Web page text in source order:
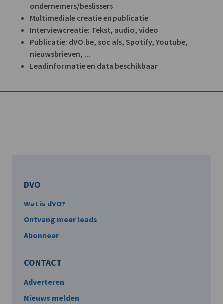
ondernemers/beslissers
Multimediale creatie en publicatie
Interviewcreatie: Tekst, audio, video
Publicatie: dVO.be, socials, Spotify, Youtube,
nieuwsbrieven, ...
Leadinformatie en data beschikbaar
DVO
Wat is dVO?
Ontvang meer leads
Abonneer
CONTACT
Adverteren
Nieuws melden